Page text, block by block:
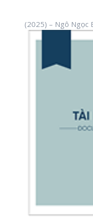
(2025) – Ngô Ngọc